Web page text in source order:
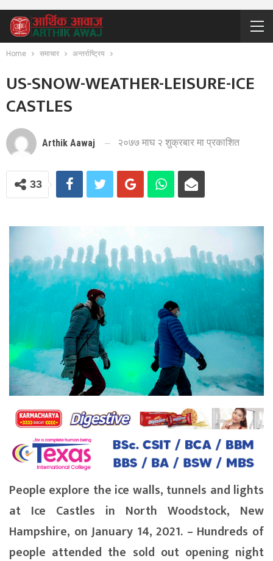
Home समाचार अन्तर्राष्ट्रिय
US-SNOW-WEATHER-LEISURE-ICE
CASTLES
Arthik Aawaj २०७७ माघ २ शुक्रबार मा प्रकाशित
33
People explore the ice walls, tunnels and lights
at Ice Castles in North Woodstock, New
Hampshire, on January 14, 2021. – Hundreds of
people attended the sold out opening night